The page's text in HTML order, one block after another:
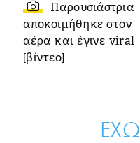
Παρουσιάστρια
αποκοιμήθηκε στον
αέρα και έγινε viral
[βίντεο]
ΕΧΩ